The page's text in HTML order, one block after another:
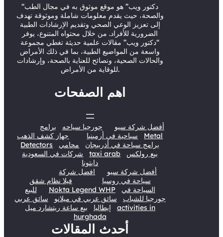
k n
“دكتور ويب” هو موقع موثوق به في مجال الطب
والصحة، حيث يقدم معلومات شاملة وموثوقة تهدف
إلى تعزيز الوعي الصحي وتقديم الإرشادات الطبية
الضرورية للأفراد. من خلال محتواه المتنوع، يوفر
“دكتور ويب” مقالات علمية حديثة تغطي مجموعة
واسعة من المواضيع الطبية، بما في ذلك الأمراض
والحالات الصحية، ونصائح للعناية بالصحة، وإرشادات
للوقاية من الأمراض.
اهم الصفحات
أفضل شركة سيو جورجيا سياحه
برامج
سياحية في أرمينيا
جهاز كشف الذهب
Metal
Detectors
برامج سياحة في أذربيجان
محامي
شركات في السعودية
taxi arab
بيع رولكس
دايتونا
أفضل شركة سيو
افضل شركة
سياحة في روسيا
فيلا نظام شقق
للبيع
Nokta Legend WHP
السياحة في
جورجيا للشباب
سائق عربي في ميلانو
سائق عربي
إيطاليا
بيع ساعة ريتشارد ميل
activities in
hurghada
أحدث المقالات